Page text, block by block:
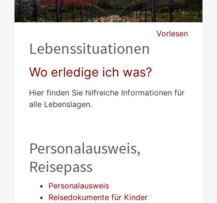
Lebenssituationen
Personalausweis, Reisepass
Vorlesen
Lebenssituationen
Wo erledige ich was?
Hier finden Sie hilfreiche Informationen für
alle Lebenslagen.
Personalausweis,
Reisepass
Personalausweis
Reisedokumente für Kinder